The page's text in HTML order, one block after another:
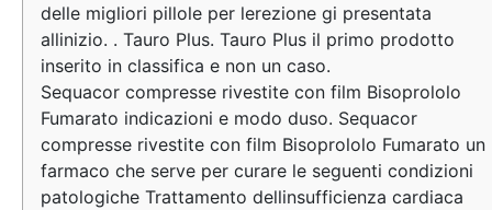
delle migliori pillole per lerezione gi presentata
allinizio. . Tauro Plus. Tauro Plus il primo prodotto
inserito in classifica e non un caso.
Sequacor compresse rivestite con film Bisoprololo
Fumarato indicazioni e modo duso. Sequacor
compresse rivestite con film Bisoprololo Fumarato un
farmaco che serve per curare le seguenti condizioni
patologiche Trattamento dellinsufficienza cardiaca